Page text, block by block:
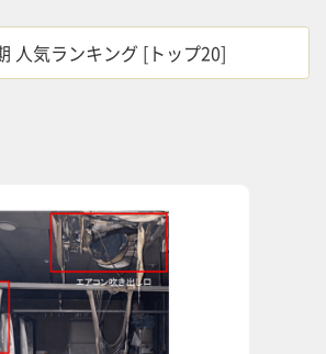
人気ランキング [トップ20]